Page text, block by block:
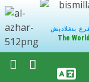
بنغلاديش
The